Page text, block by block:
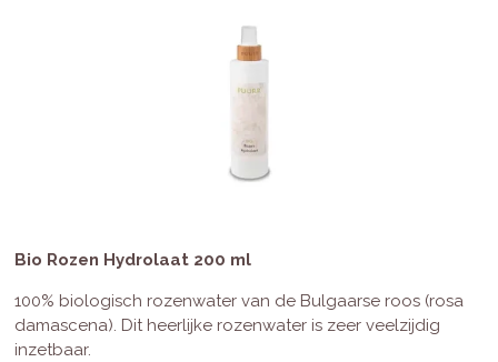
Bio Rozen Hydrolaat 200 ml
100% biologisch rozenwater van de Bulgaarse roos (rosa
damascena). Dit heerlijke rozenwater is zeer veelzijdig
inzetbaar.